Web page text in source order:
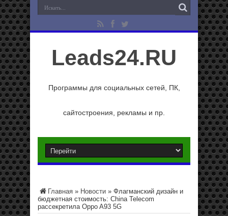
Leads24.RU
Программы для социальных сетей, ПК,
сайтостроения, рекламы и пр.
Главная » Новости » Флагманский дизайн и
бюджетная стоимость: China Telecom
рассекретила Oppo A93 5G